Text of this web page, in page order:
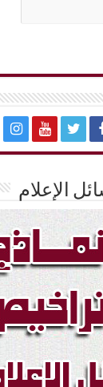
الإعلام